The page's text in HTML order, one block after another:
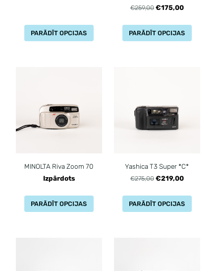
PARĀDĪT OPCIJAS
€259,00 €175,00
PARĀDĪT OPCIJAS
MINOLTA Riva Zoom 70
Izpārdots
PARĀDĪT OPCIJAS
Yashica T3 Super *C*
€275,00 €219,00
PARĀDĪT OPCIJAS